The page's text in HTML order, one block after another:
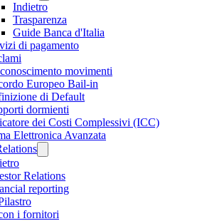
Indietro
Trasparenza
Guide Banca d'Italia
di pagamento
movimenti
Europeo Bail-in
di Default
dormienti
dei Costi Complessivi (ICC)
Elettronica Avanzata
Relations
reporting
i fornitori